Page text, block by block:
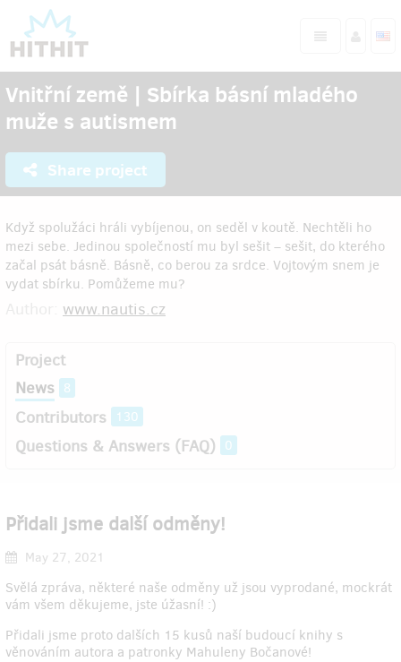
Vnitřní země | Sbírka básní mladého
muže s autismem
Share project
Když spolužáci hráli vybíjenou, on seděl v koutě. Nechtěli ho
mezi sebe. Jedinou společností mu byl sešit – sešit, do kterého
začal psát básně. Básně, co berou za srdce. Vojtovým snem je
vydat sbírku. Pomůžeme mu?
www.nautis.cz
Project
News 8
Contributors 130
Questions & Answers (FAQ) 0
Přidali jsme další odměny!
May 27, 2021
Svělá zpráva, některé naše odměny už jsou vyprodané, mockrát
vám všem děkujeme, jste úžasní! :)
Přidali jsme proto dalších 15 kusů naší budoucí knihy s
věnováním autora a patronky Mahuleny Bočanové!